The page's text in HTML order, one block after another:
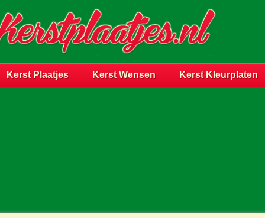
Kerst Plaatjes Kerst Wensen Kerst Kleurplaten